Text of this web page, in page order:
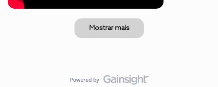
Mostrar mais